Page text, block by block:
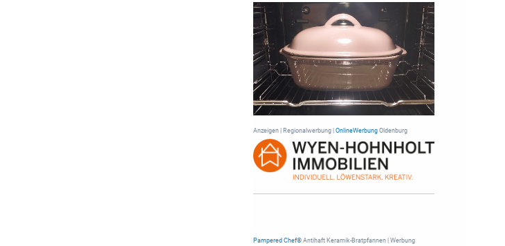
Anzeigen | Regionalwerbung | OnlineWerbungOldenburg
Pampered Chef®Antihaft Keramik-Bratpfannen | Werbung